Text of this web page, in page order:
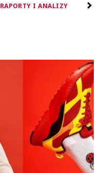
RAPORTY I ANALIZY